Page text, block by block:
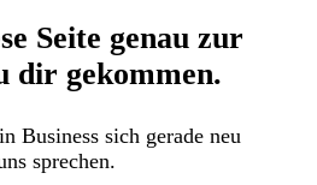
Seite genau zur
dir gekommen.
Business sich gerade neu
sprechen.